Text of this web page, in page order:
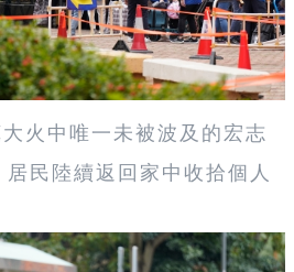
火中唯一未被波及的宏志
民陸續返回家中收拾個人